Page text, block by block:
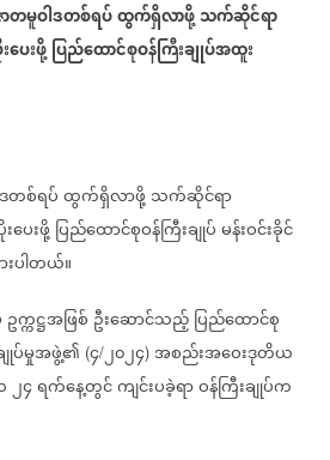
မူဝါဒတစ်ရပ်ထွက်ရှိလာဖို့သက်ဆိုင်ရာ
ေးဖို့ပြည်ထောင်စုဝန်ကြီးချုပ်အထူး
တစ်ရပ်ထွက်ရှိလာဖို့သက်ဆိုင်ရာ
ေးဖို့ပြည်ထောင်စုဝန်ကြီးချုပ်မန်းဝင်းခိုင်
ပါတယ်။
ဥက္ကဋ္ဌအဖြစ် ဦးဆောင်သည့်ပြည်ထောင်စု
ပ်မှုအဖွဲ့၏ (၄/၂၀၂၄) အစည်းအဝေးဒုတိယ
၂၄ရက်နေ့တွင်ကျင်းပခဲ့ရာဝန်ကြီးချုပ်က